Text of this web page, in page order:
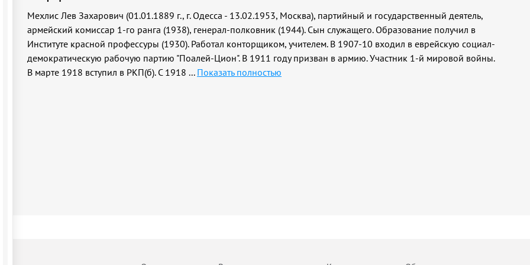
Мехлис Лев Захарович (01.01.1889 г., г. Одесса - 13.02.1953, Москва), партийный и государственный деятель,
армейский комиссар 1-го ранга (1938), генерал-полковник (1944). Сын служащего. Образование получил в
Институте красной профессуры (1930). Работал конторщиком, учителем. В 1907-10 входил в еврейскую социал-
демократическую рабочую партию "Поалей-Цион". В 1911 году призван в армию. Участник 1-й мировой войны.
В марте 1918 вступил в РКП(б). С 1918 ... Показать полностью